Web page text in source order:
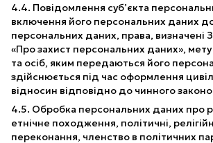
4.4. Повідомлення суб’єкта
включення його персональних даних
персональних даних, права, визначені
«Про захист персональних даних»,
та осіб, яким передаються його
здійснюється під час оформлення
відносин відповідно до чинного
4.5. Обробка персональних даних про
етнічне походження, політичні,
переконання, членство в політичних